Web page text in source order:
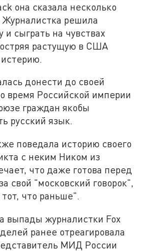
она сказала несколько
Журналистка решила
сыграть на чувствах
растущую в США
донести до своей
время Российской империи
граждан якобы
русский язык.
поведала историю своего
с неким Ником из
что даже готова перед
свой "московский говорок",
что раньше".
выпады журналистки Fox
ранее отреагировала
МИД России